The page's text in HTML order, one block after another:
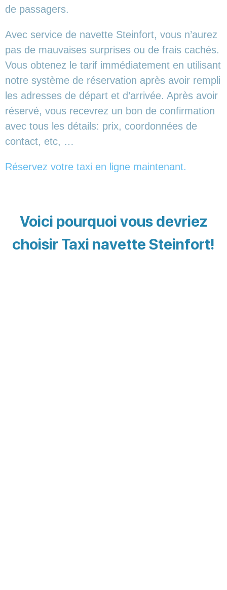
de passagers.
Avec service de navette Steinfort, vous n’aurez
pas de mauvaises surprises ou de frais cachés.
Vous obtenez le tarif immédiatement en utilisant
notre système de réservation après avoir rempli
les adresses de départ et d’arrivée. Après avoir
réservé, vous recevrez un bon de confirmation
avec tous les détails: prix, coordonnées de
contact, etc, …
Réservez votre taxi en ligne maintenant.
Voici pourquoi vous devriez
choisir Taxi navette Steinfort!